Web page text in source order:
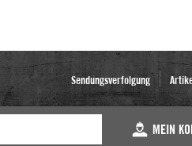
Sendungsverfolgung
MEIN